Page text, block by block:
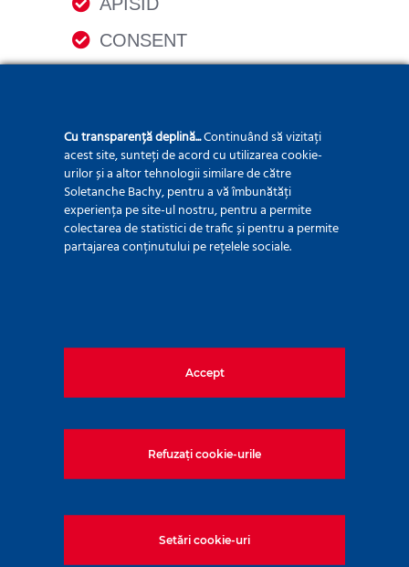
CONSENT
LOGIN_INFO
PREF
SAPISID
3) COOKIE-URILE ȘI
DATELE PERSONALE
Cu transparență deplină...Continuând să vizitați
acest site, sunteți de acord cu utilizarea cookie-
urilor și a altor tehnologii similare de către
Soletanche Bachy, pentru a vă îmbunătăți
experiența pe site-ul nostru, pentru a permite
colectarea de statistici de trafic și pentru a permite
partajarea conținutului pe rețelele sociale.
Accept
Refuzați cookie-urile
Setări cookie-uri